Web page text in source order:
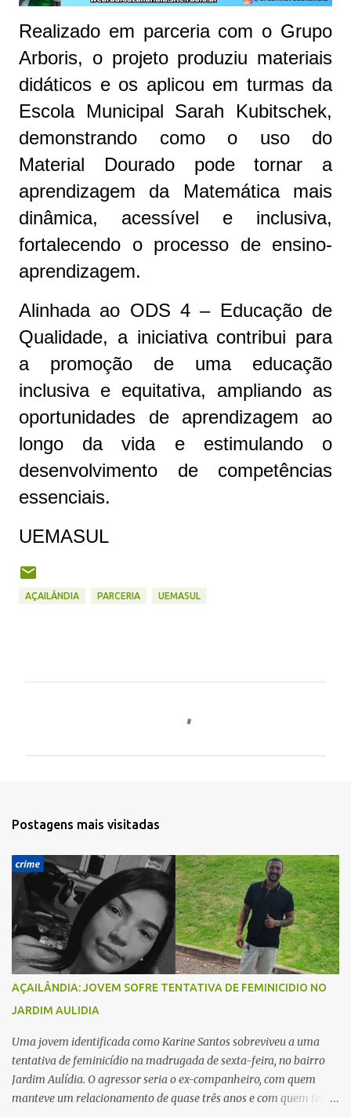
Realizado em parceria com o Grupo
Arboris, o projeto produziu materiais
didáticos e os aplicou em turmas da
Escola Municipal Sarah Kubitschek,
demonstrando como o uso do
Material Dourado pode tornar a
aprendizagem da Matemática mais
dinâmica, acessível e inclusiva,
fortalecendo o processo de ensino-
aprendizagem.
Alinhada ao ODS 4 – Educação de
Qualidade, a iniciativa contribui para
a promoção de uma educação
inclusiva e equitativa, ampliando as
oportunidades de aprendizagem ao
longo da vida e estimulando o
desenvolvimento de competências
essenciais.
UEMASUL
AÇAILÂNDIA PARCERIA UEMASUL
r
Postagens mais visitadas
AÇAILÂNDIA: JOVEM SOFRE TENTATIVA DE FEMINICIDIO NO
JARDIM AULIDIA
Uma jovem identificada como Karine Santos sobreviveu a uma
tentativa de feminicídio na madrugada de sexta-feira, no bairro
Jardim Aulídia. O agressor seria o ex-companheiro, com quem
manteve um relacionamento de quase três anos e com quem tem